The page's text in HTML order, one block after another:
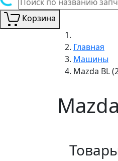
Корзина
Главная
Машины
Mazda BL